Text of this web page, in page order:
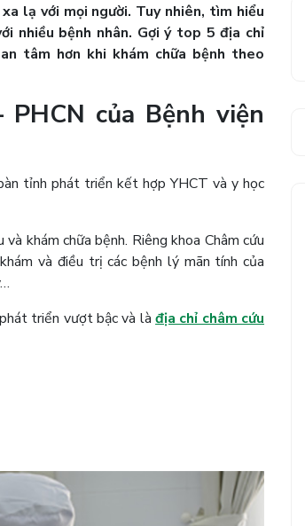
lạ với mọi người. Tuy nhiên, tìm hiểu
nhiều bệnh nhân. Gợi ý top 5 địa chỉ
tâm hơn khi khám chữa bệnh theo
của Bệnh viện
tỉnh phát triển kết hợp YHCT và y học
khám chữa bệnh. Riêng khoa Châm cứu
và điều trị các bệnh lý mãn tính của
triển vượt bậc và là địa chỉ châm cứu